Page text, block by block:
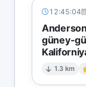
12:45:04
güney-
1.3 km